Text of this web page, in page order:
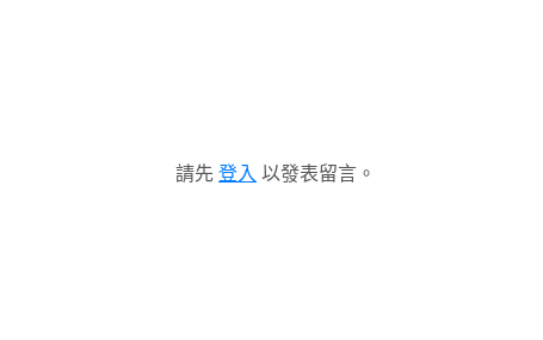
請先 登入 以發表留言。